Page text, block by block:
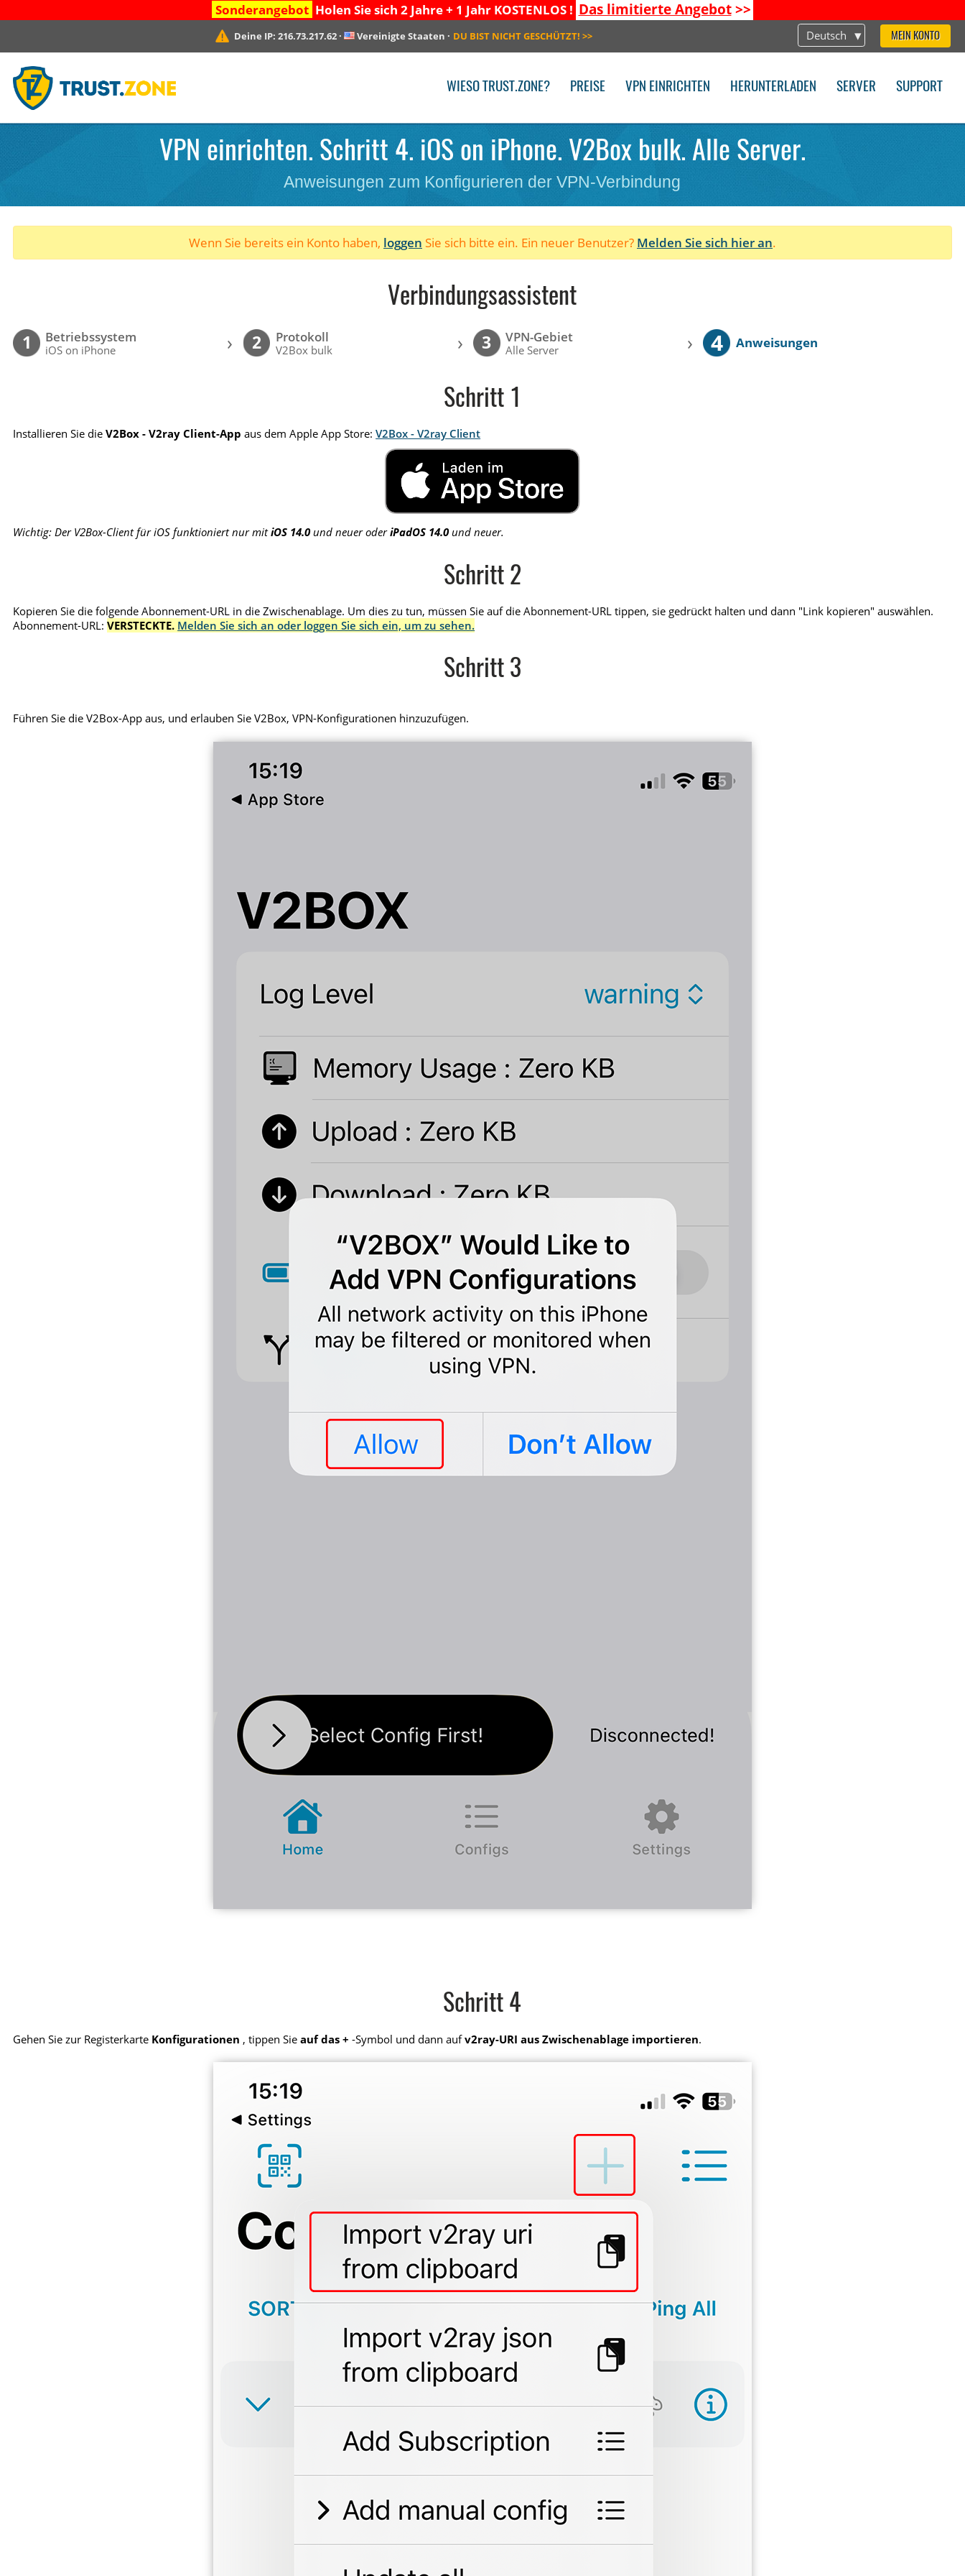
Sonderangebot Holen Sie sich 2 Jahre + 1 Jahr KOSTENLOS ! Das limitierte Angebot>>
Deutsch MEIN KONTO
Deine IP:216.73.217.62 · Vereinigte Staaten · DU BIST NICHT GESCHÜTZT! >>
WIESO TRUST.ZONE? PREISE VPN EINRICHTEN HERUNTERLADEN SERVER SUPPORT
VPN einrichten. Schritt 4. iOS on iPhone. V2Box bulk. Alle Server.
Anweisungen zum Konfigurieren der VPN-Verbindung
Wenn Sie bereits ein Konto haben, loggen Sie sich bitte ein. Ein neuer Benutzer? Melden Sie sich hier an.
Verbindungsassistent
1 Betriebssystem
iOS on iPhone › 2 Protokoll
V2Box bulk › 3 VPN-Gebiet
Alle Server › 4 Anweisungen
Schritt 1
Installieren Sie dieV2Box - V2ray Client-App aus dem Apple App Store:V2Box - V2ray Client
Wichtig: Der V2Box-Client für iOS funktioniert nur mitiOS 14.0und neuer oderiPadOS 14.0und neuer.
Schritt 2
Kopieren Sie die folgende Abonnement-URL in die Zwischenablage. Um dies zu tun, müssen Sie auf die Abonnement-URL tippen, sie gedrückt halten und dann "Link kopieren" auswählen.
Abonnement-URL: VERSTECKTE. Melden Sie sich an oder loggen Sie sich ein, um zu sehen.
Schritt 3
Führen Sie die V2Box-App aus, und erlauben Sie V2Box, VPN-Konfigurationen hinzuzufügen.
Schritt 4
Gehen Sie zur Registerkarte Konfigurationen , tippen Sieauf das + -Symbol und dann aufv2ray-URI aus Zwischenablage importieren.